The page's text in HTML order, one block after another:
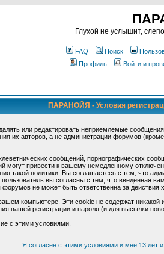
Глухой не услышит,
FAQ Поиск
Профиль
Войти и
ПАРАНОЙЯ - Условия
или редактировать неприемлемые
их авторов, а не администрации форумов
сообщений, порнографических
привести к вашему немедленному
такой политики. Вы соглашаетесь с тем, что
вы согласны с тем, что введённая
не может быть ответственна за действия
компьютере. Эти cookie не содержат
вашей регистрации и пароля (и для высылки
с этими условиями.
Я согласен с этими условиями и мне 13 лет